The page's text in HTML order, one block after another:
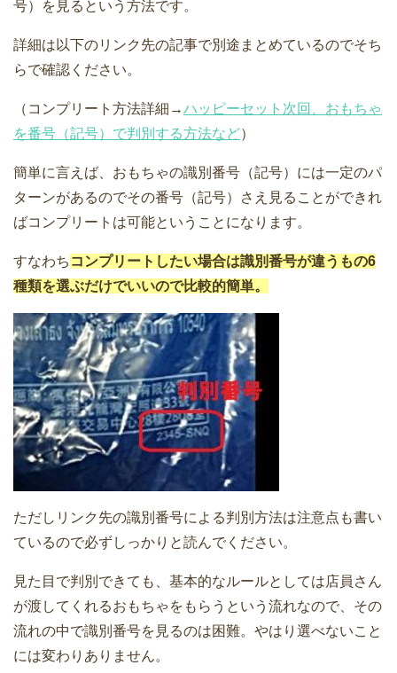
号）を見るという方法です。
詳細は以下のリンク先の記事で別途まとめているのでそち
らで確認ください。
（コンプリート方法詳細→ハッピーセット次回、おもちゃ
を番号（記号）で判別する方法など）
簡単に言えば、おもちゃの識別番号（記号）には一定のパ
ターンがあるのでその番号（記号）さえ見ることができれ
ばコンプリートは可能ということになります。
すなわち コンプリートしたい場合は識別番号が違うもの6
種類を選ぶだけでいいので比較的簡単。
ただしリンク先の識別番号による判別方法は注意点も書い
ているので必ずしっかりと読んでください。
見た目で判別できても、基本的なルールとしては店員さん
が渡してくれるおもちゃをもらうという流れなので、その
流れの中で識別番号を見るのは困難。やはり選べないこと
には変わりありません。